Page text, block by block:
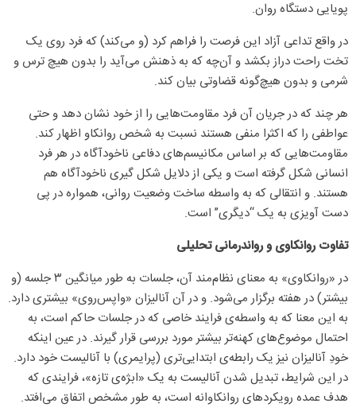
پویایی دستگاه روان.
در واقع تداعی آزاد این فرصت را فراهم کرد (و می‌کند) که فرد روی یک
تخت راحت دراز بکشد و آن‌چه که به ذهنش می‌آید را بدون هیچ ترس و
شرمی و بدون هیچ‌گونه قضاوتی بیان کند.
هر چند که در جریان آن فرد مقاومت‌هایی را از خود نشان دهد و حتی
عواطفی را که اکثرا منفی هستند نسبت به شخص روانکاو اظهار کند.
مقاومت‌هایی که بر اساس مکانیسم‌های دفاعی ناخودآگاه در هر فرد
انسانی شکل گرفته است و یکی از دلایل شکل گیری ناخودآگاه هم
هستند. و انتقالی که به واسطه ساخت وضعیت روانی، همواره در پی
دست آویزی به یک “دیگری” است.
تفاوت روانکاوی و رواندرمانی تحلیلی
در «روانکاوی» به معنای نظام‌مند آن، جلسات به طور میانگین ۳ جلسه (و
بیشتر) در هفته برگزار می‌شود. و در آن آنالیزان «واپس‌روی» بیشتری دارد.
به این معنا که به واسطه‌ی فرایند خاصی که در جلسات حاکم است، به
احتمال موضوع‌های کهنه‌تر بیشتر مورد بررسی قرار گیرند. در عین اینکه
خودِ آنالیزان نیز یک رابطه‌ی ابتدایی‌تری (پرایمری) با آنالیست خود دارد.
در این شرایط، تبدیل شدن آنالیست به یک «ابژه‌ی تازه»، فرایندی که
هدف عمده رویکردهای روانکاوانه است، به طور مشخص اتفاق می‌افتد.